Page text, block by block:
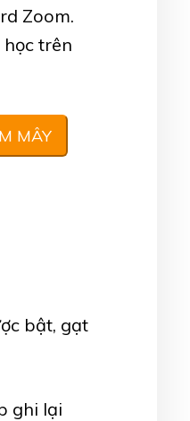
Zoom.
trên
MÂY
bật, gạt
ghi lại